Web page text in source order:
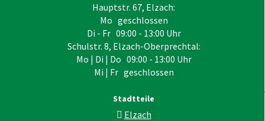
Hauptstr. 67, Elzach:
Mo geschlossen
Di - Fr 09:00 - 13:00 Uhr
Schulstr. 8, Elzach-Oberprechtal:
Mo | Di | Do 09:00 - 13:00 Uhr
Mi | Fr geschlossen
Stadtteile
Elzach